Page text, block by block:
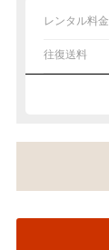
レンタル料金
往復送料